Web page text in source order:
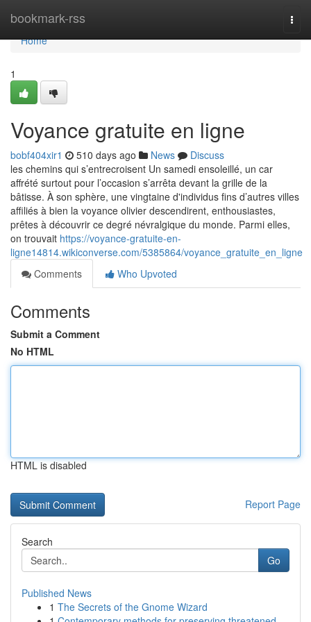
bookmark-rss
Home
Home
1
Voyance gratuite en ligne
bobf404xir1 510 days ago News
Discuss
les chemins qui s’entrecroisent Un samedi ensoleillé, un car
affrété surtout pour l’occasion s’arrêta devant la grille de la
bâtisse. À son sphère, une vingtaine d'individus fins d’autres villes
affiliés à bien la voyance olivier descendirent, enthousiastes,
prêtes à découvrir ce degré névralgique du monde. Parmi elles,
on trouvait https://voyance-gratuite-en-
ligne14814.wikiconverse.com/5385864/voyance_gratuite_en_ligne
Comments
Who Upvoted
Comments
Submit a Comment
No HTML
HTML is disabled
Report Page
Search
Go
Published News
1 The Secrets of the Gnome Wizard